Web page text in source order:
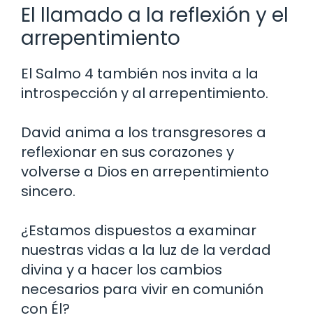
El llamado a la reflexión y el
arrepentimiento
El Salmo 4 también nos invita a la
introspección y al arrepentimiento.
David anima a los transgresores a
reflexionar en sus corazones y
volverse a Dios en arrepentimiento
sincero.
¿Estamos dispuestos a examinar
nuestras vidas a la luz de la verdad
divina y a hacer los cambios
necesarios para vivir en comunión
con Él?